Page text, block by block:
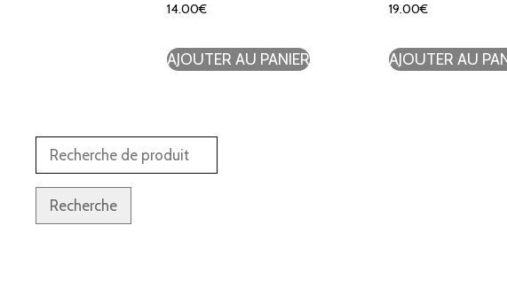
14.00€
AJOUTER AU PANIER
19.00€
AJOUTER AU
Recherche